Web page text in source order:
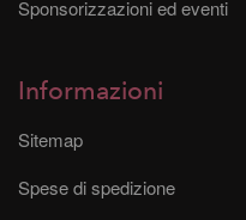
Sponsorizzazioni ed eventi
Informazioni
Sitemap
Spese di spedizione